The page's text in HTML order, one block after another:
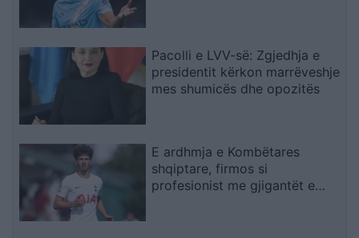
Pacolli e LVV-së: Zgjedhja e
presidentit kërkon marrëveshje
mes shumicës dhe opozitës
E ardhmja e Kombëtares
shqiptare, firmos si
profesionist me gjigantët e